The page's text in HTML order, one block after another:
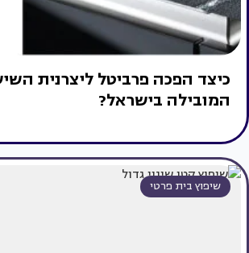
כיצד הפכה פרביטל ליצרנית
המובילה בישראל?
שיפוץ בית פרטי